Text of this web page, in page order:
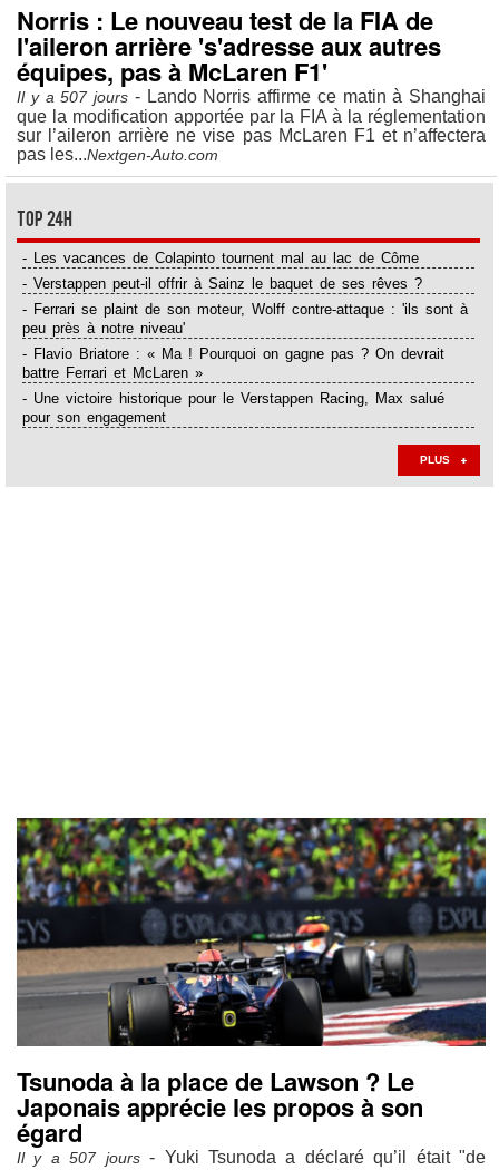
Norris : Le nouveau test de la FIA de
l'aileron arrière 's'adresse aux autres
équipes, pas à McLaren F1'
Il y a 507 jours - Lando Norris affirme ce matin à Shanghai
que la modification apportée par la FIA à la réglementation
sur l’aileron arrière ne vise pas McLaren F1 et n’affectera
pas les...Nextgen-Auto.com
Top 24H
- Les vacances de Colapinto tournent mal au lac de Côme
- Verstappen peut-il offrir à Sainz le baquet de ses rêves ?
- Ferrari se plaint de son moteur, Wolff contre-attaque : 'ils sont à
peu près à notre niveau'
- Flavio Briatore : « Ma ! Pourquoi on gagne pas ? On devrait
battre Ferrari et McLaren »
- Une victoire historique pour le Verstappen Racing, Max salué
pour son engagement
PLUS
Tsunoda à la place de Lawson ? Le
Japonais apprécie les propos à son
égard
Il y a 507 jours- Yuki Tsunoda a déclaré qu’il était "de